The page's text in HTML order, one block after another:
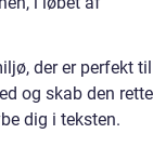
der er perfekt
og skab den rette
dig i teksten.